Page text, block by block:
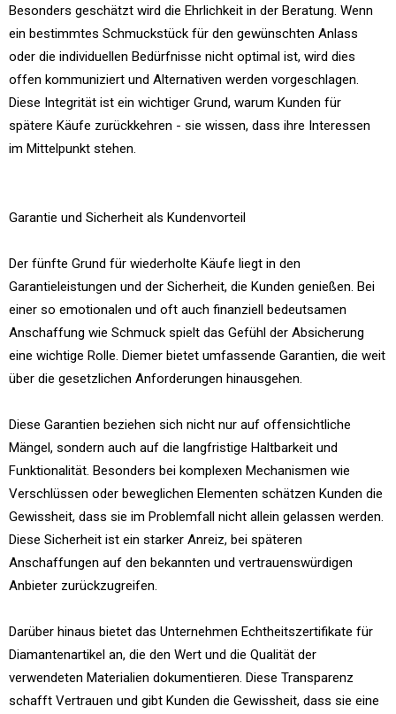
Besonders geschätzt wird die Ehrlichkeit in der Beratung. Wenn
ein bestimmtes Schmuckstück für den gewünschten Anlass
oder die individuellen Bedürfnisse nicht optimal ist, wird dies
offen kommuniziert und Alternativen werden vorgeschlagen.
Diese Integrität ist ein wichtiger Grund, warum Kunden für
spätere Käufe zurückkehren - sie wissen, dass ihre Interessen
im Mittelpunkt stehen.
Garantie und Sicherheit als Kundenvorteil
Der fünfte Grund für wiederholte Käufe liegt in den
Garantieleistungen und der Sicherheit, die Kunden genießen. Bei
einer so emotionalen und oft auch finanziell bedeutsamen
Anschaffung wie Schmuck spielt das Gefühl der Absicherung
eine wichtige Rolle. Diemer bietet umfassende Garantien, die weit
über die gesetzlichen Anforderungen hinausgehen.
Diese Garantien beziehen sich nicht nur auf offensichtliche
Mängel, sondern auch auf die langfristige Haltbarkeit und
Funktionalität. Besonders bei komplexen Mechanismen wie
Verschlüssen oder beweglichen Elementen schätzen Kunden die
Gewissheit, dass sie im Problemfall nicht allein gelassen werden.
Diese Sicherheit ist ein starker Anreiz, bei späteren
Anschaffungen auf den bekannten und vertrauenswürdigen
Anbieter zurückzugreifen.
Darüber hinaus bietet das Unternehmen Echtheitszertifikate für
Diamantenartikel an, die den Wert und die Qualität der
verwendeten Materialien dokumentieren. Diese Transparenz
schafft Vertrauen und gibt Kunden die Gewissheit, dass sie eine